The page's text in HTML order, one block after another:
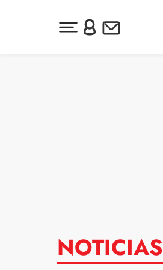
Desplegar menú
Inicia sesión o
Newsletter
NOTICIAS